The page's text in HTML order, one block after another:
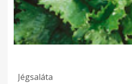
Jégsaláta